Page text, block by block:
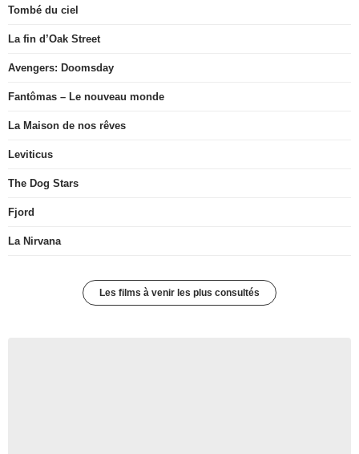
Tombé du ciel
La fin d’Oak Street
Avengers: Doomsday
Fantômas – Le nouveau monde
La Maison de nos rêves
Leviticus
The Dog Stars
Fjord
La Nirvana
Les films à venir les plus consultés